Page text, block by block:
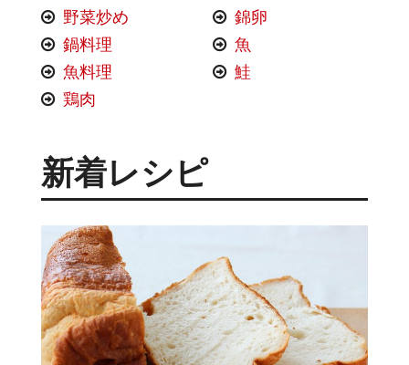
野菜炒め
錦卵
鍋料理
魚
魚料理
鮭
鶏肉
新着レシピ